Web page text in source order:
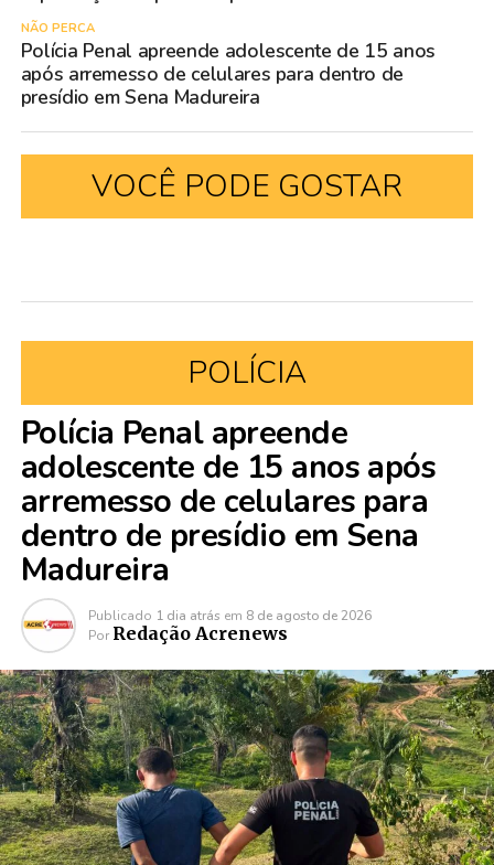
NÃO PERCA
Polícia Penal apreende adolescente de 15 anos
após arremesso de celulares para dentro de
presídio em Sena Madureira
VOCÊ PODE GOSTAR
POLÍCIA
Polícia Penal apreende
adolescente de 15 anos após
arremesso de celulares para
dentro de presídio em Sena
Madureira
Publicado 1 dia atrás em 8 de agosto de 2026
Por Redação Acrenews